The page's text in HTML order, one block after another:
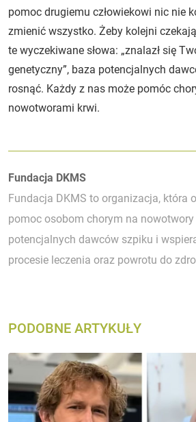
pomoc drugiemu człowiekowi nic nie
zmienić wszystko. Żeby kolejni
te wyczekiwane słowa: „znalazł się
genetyczny”, baza potencjalnych
rosnąć. Każdy z nas może pomóc
nowotworami krwi.
Autorzy:
Fundacja DKMS
Fundacja DKMS to organizacja, która
pomoc osobom chorym na
potencjalnych dawców szpiku i
procesie leczenia oraz powrotu do
PODOBNE ARTYKUŁY